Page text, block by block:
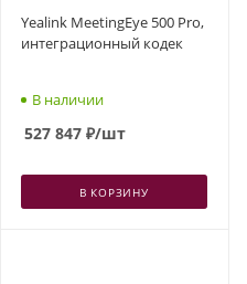
Yealink MeetingEye 500 Pro,
интеграционный кодек
В наличии
527 847₽/шт
В КОРЗИНУ